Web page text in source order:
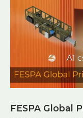
FESPA Global